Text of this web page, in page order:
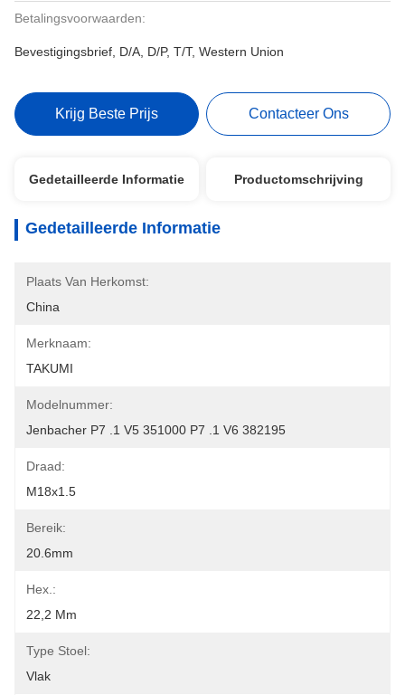
Betalingsvoorwaarden:
Bevestigingsbrief, D/A, D/P, T/T, Western Union
Krijg Beste Prijs Contacteer Ons
Gedetailleerde Informatie Productomschrijving
Gedetailleerde Informatie
Plaats Van Herkomst:
China
Merknaam:
TAKUMI
Modelnummer:
Jenbacher P7 .1 V5 351000 P7 .1 V6 382195
Draad:
M18x1.5
Bereik:
20.6mm
Hex.:
22,2 Mm
Type Stoel:
Vlak